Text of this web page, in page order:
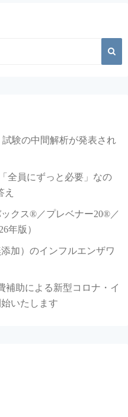
験の中間解析が発表され
全員にずっと必要」なの
え
クス®／プレベナー20®／
年版）
加）のインフルエンザワ
補助による新型コロナ・イ
いたします